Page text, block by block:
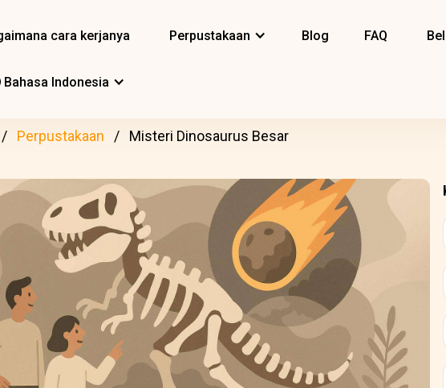
cara kerjanya Perpustakaan Blog FAQ
Bahasa Indonesia
Perpustakaan Misteri Dinosaurus Besar